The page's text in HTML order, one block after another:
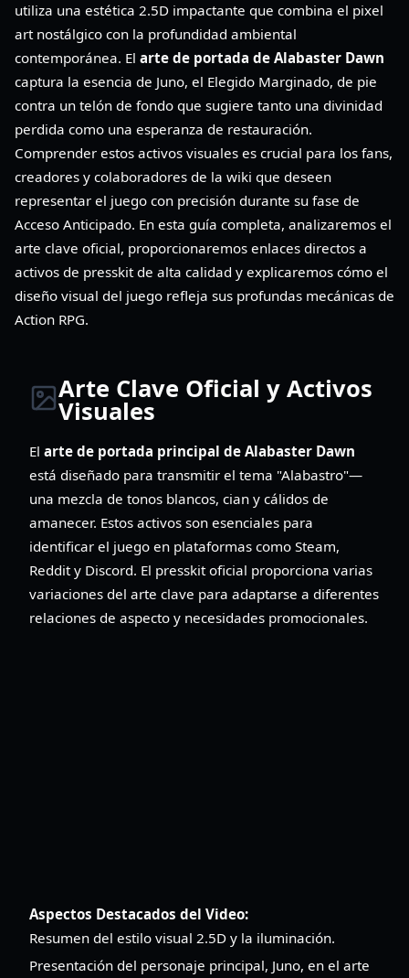
utiliza una estética 2.5D impactante que combina el pixel
art nostálgico con la profundidad ambiental
contemporánea. El arte de portada de Alabaster Dawn
captura la esencia de Juno, el Elegido Marginado, de pie
contra un telón de fondo que sugiere tanto una divinidad
perdida como una esperanza de restauración.
Comprender estos activos visuales es crucial para los fans,
creadores y colaboradores de la wiki que deseen
representar el juego con precisión durante su fase de
Acceso Anticipado. En esta guía completa, analizaremos el
arte clave oficial, proporcionaremos enlaces directos a
activos de presskit de alta calidad y explicaremos cómo el
diseño visual del juego refleja sus profundas mecánicas de
Action RPG.
Arte Clave Oficial y Activos
Visuales
El arte de portada principal de Alabaster Dawn
está diseñado para transmitir el tema "Alabastro"—
una mezcla de tonos blancos, cian y cálidos de
amanecer. Estos activos son esenciales para
identificar el juego en plataformas como Steam,
Reddit y Discord. El presskit oficial proporciona varias
variaciones del arte clave para adaptarse a diferentes
relaciones de aspecto y necesidades promocionales.
Aspectos Destacados del Video:
Resumen del estilo visual 2.5D y la iluminación.
Presentación del personaje principal, Juno, en el arte